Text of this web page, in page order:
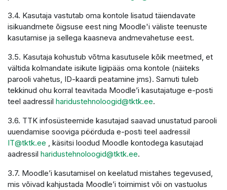
3.4. Kasutaja vastutab oma kontole lisatud täiendavate
isikuandmete õigsuse eest ning Moodle'i väliste teenuste
kasutamise ja sellega kaasneva andmevahetuse eest.
3.5. Kasutaja kohustub võtma kasutusele kõik meetmed, et
vältida kolmandate isikute ligipääs oma kontole (näiteks
parooli vahetus, ID-kaardi peatamine jms). Samuti tuleb
tekkinud ohu korral teavitada Moodle’i kasutajatuge e-posti
teel aadressil haridustehnoloogid@tktk.ee.
3.6. TTK infosüsteemide kasutajad saavad unustatud parooli
uuendamise sooviga pöörduda e-posti teel aadressil
IT@tktk.ee , käsitsi loodud Moodle kontodega kasutajad
aadressil haridustehnoloogid@tktk.ee.
3.7. Moodle’i kasutamisel on keelatud mistahes tegevused,
mis võivad kahjustada Moodle’i toimimist või on vastuolus